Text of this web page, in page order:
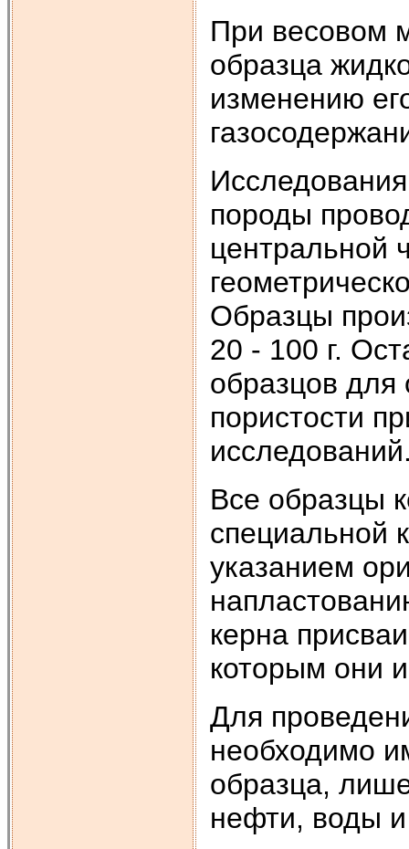
При весовом
образца
изменению
породы
центральной
Образцы
20 - 100 г.
образцов для
пористости
Все образцы
специальной
указанием
керна
которым они
Для
необходимо
образца,
нефти, воды и